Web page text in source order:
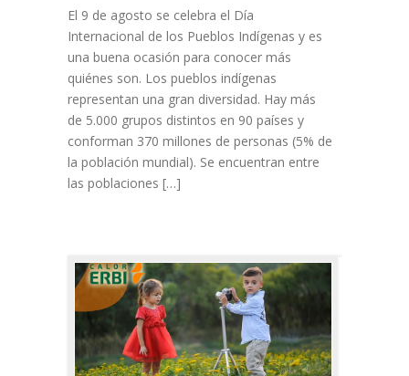
El 9 de agosto se celebra el Día
Internacional de los Pueblos Indígenas y es
una buena ocasión para conocer más
quiénes son. Los pueblos indígenas
representan una gran diversidad. Hay más
de 5.000 grupos distintos en 90 países y
conforman 370 millones de personas (5% de
la población mundial). Se encuentran entre
las poblaciones […]